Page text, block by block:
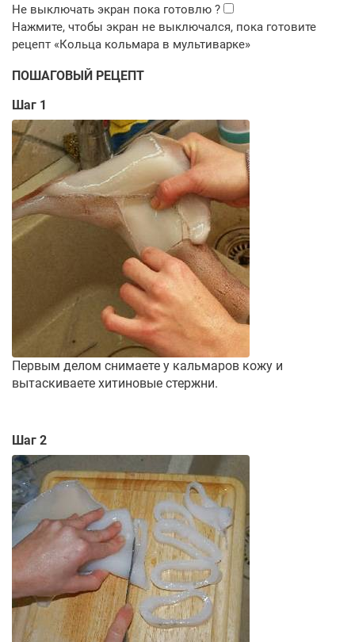
ПОШАГОВЫЙ РЕЦЕПТ
Шаг 1
Первым делом снимаете у кальмаров кожу и
вытаскиваете хитиновые стержни.
Шаг 2